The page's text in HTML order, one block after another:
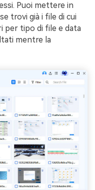
Puoi mettere in
trovi già i file di cui
per tipo di file e data
mentre la